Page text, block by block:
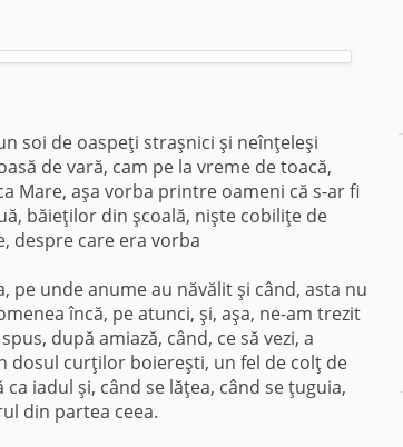
soi de oaspeţi straşnici şi neînţeleşi
de vară, cam pe la vreme de toacă,
Mare, aşa vorba printre oameni că s-ar fi
băieţilor din şcoală, nişte cobiliţe de
despre care era vorba
pe unde anume au năvălit şi când, asta nu
încă, pe atunci, şi, aşa, ne-am trezit
după amiază, când, ce să vezi, a
dosul curţilor boiereşti, un fel de colţ de
iadul şi, când se lăţea, când se ţuguia,
din partea ceea.